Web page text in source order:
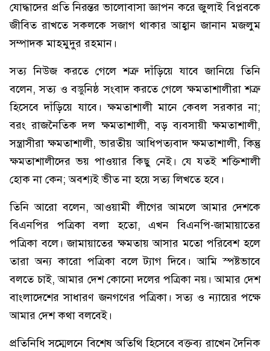
যোদ্ধাদের প্রতি নিরন্তর ভালোবাসা জ্ঞাপন করে জুলাই বিপ্লবকে
জীবিত রাখতে সকলকে সজাগ থাকার আহ্বান জানান মজলুম
সম্পাদক মাহমুদুর রহমান।
সত্য নিউজ করতে গেলে শত্রু দাঁড়িয়ে যাবে জানিয়ে তিনি
বলেন, সত্য ও বস্তুনিষ্ঠ সংবাদ করতে গেলে ক্ষমতাশালীরা শত্রু
হিসেবে দাঁড়িয়ে যাবে। ক্ষমতাশালী মানে কেবল সরকার না;
বরং রাজনৈতিক দল ক্ষমতাশালী, বড় ব্যবসায়ী ক্ষমতাশালী,
সন্ত্রাসীরা ক্ষমতাশালী, ভারতীয় আধিপত্যবাদ ক্ষমতাশালী, কিন্তু
ক্ষমতাশালীদের ভয় পাওয়ার কিছু নেই। যে যতই শক্তিশালী
হোক না কেন; অবশ্যই ভীত না হয়ে সত্য লিখতে হবে।
তিনি আরো বলেন, আওয়ামী লীগের আমলে আমার দেশকে
বিএনপির পত্রিকা বলা হতো, এখন বিএনপি-জামায়াতের
পত্রিকা বলে। জামায়াতের ক্ষমতায় আসার মতো পরিবেশ হলে
তারা অন্য কারো পত্রিকা বলে ট্যাগ দিবে। আমি স্পষ্টভাবে
বলতে চাই, আমার দেশ কোনো দলের পত্রিকা নয়। আমার দেশ
বাংলাদেশের সাধারণ জনগণের পত্রিকা। সত্য ও ন্যায়ের পক্ষে
আমার দেশ কথা বলবেই।
প্রতিনিধি সম্মেলনে বিশেষ অতিথি হিসেবে বক্তব্য রাখেন দৈনিক